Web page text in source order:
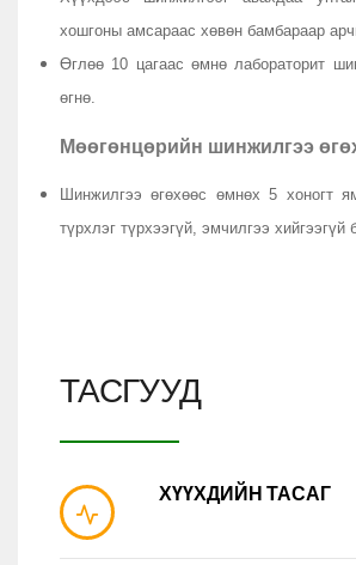
хошгоны амсараас хөвөн бамбараар
Өглөө 10 цагаас өмнө лабораторит
өгнө.
Мөөгөнцөрийн шинжилгээ
Шинжилгээ өгөхөөс өмнөх 5 хоногт
түрхлэг түрхээгүй, эмчилгээ хийгээгүй
ТАСГУУД
ХҮҮХДИЙН ТАСАГ